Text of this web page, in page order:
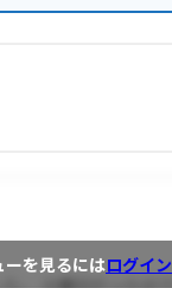
ーを見るにはログイン